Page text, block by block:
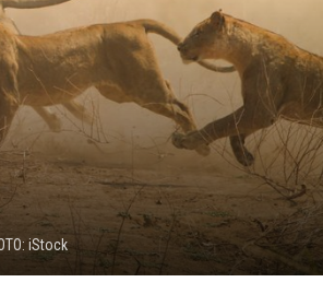
iStock